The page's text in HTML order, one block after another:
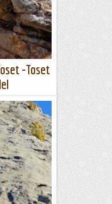
-Toset
Amb roca
desde el segon